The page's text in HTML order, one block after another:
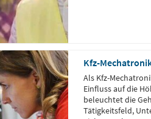
Kfz-
Als Kfz-
Einfluss auf die
beleuchtet die
Tätigkeitsfeld,